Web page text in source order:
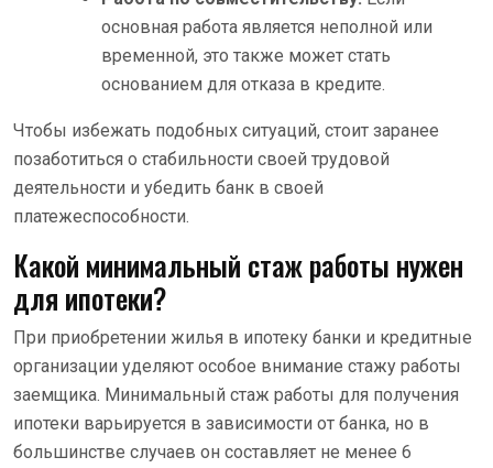
основная работа является неполной или
временной, это также может стать
основанием для отказа в кредите.
Чтобы избежать подобных ситуаций, стоит заранее
позаботиться о стабильности своей трудовой
деятельности и убедить банк в своей
платежеспособности.
Какой минимальный стаж работы нужен
для ипотеки?
При приобретении жилья в ипотеку банки и кредитные
организации уделяют особое внимание стажу работы
заемщика. Минимальный стаж работы для получения
ипотеки варьируется в зависимости от банка, но в
большинстве случаев он составляет не менее 6